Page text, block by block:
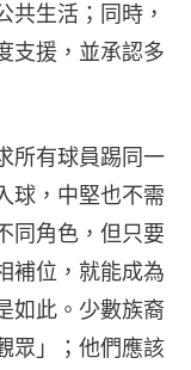
共生活；同時，
支援，並承認多
所有球員踢同一
球，中堅也不需
同角色，但只要
補位，就能成為
如此。少數族裔
眾」；他們應該